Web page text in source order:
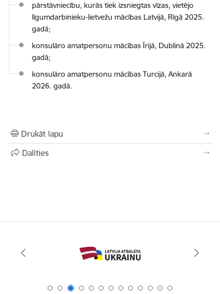
pārstāvniecību, kurās tiek izsniegtas vīzas, vietējo
līgumdarbinieku-lietvežu mācības Latvijā, Rīgā 2025.
gadā;
konsulāro amatpersonu mācības Īrijā, Dublinā 2025.
gadā;
konsulāro amatpersonu mācības Turcijā, Ankarā
2026. gadā.
Drukāt lapu
Dalīties